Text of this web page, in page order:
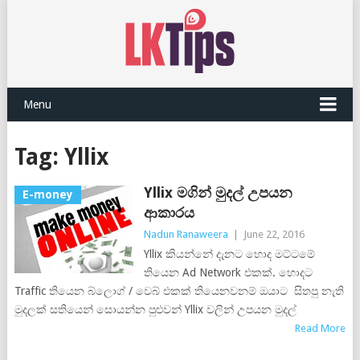
Menu
Tag: Yllix
E-money
Yllix මගින් මුදල් උපයන
ආකාරය
Nadun Ranaweera June 22, 2016
Yllix කියන්නේ දැනට හොද මට්ටමේ
තියෙන Ad Network එකක්. හොදට
Traffic තියෙන බ්ලොග් / වෙබ් එකක් තියෙනවනම් ඔයාට සිතපු නැති
මුදලක් සතියෙන් සොයන්න පුළුවන් Yllix වලින් උපයන මුදල්
Read More